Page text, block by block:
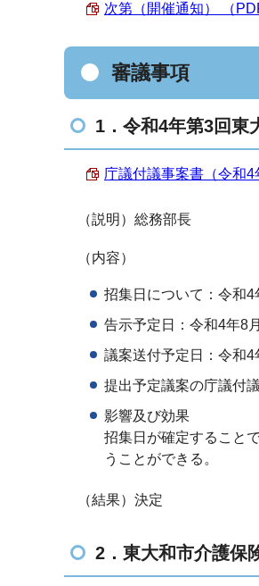
次第（開催通知） （
審議事項
1．令和4年第3回東
庁議付議事案書（令和
（説明）総務部長
（内容）
招集日について：令和4
告示予定日：令和4年8
議案送付予定日：令和4
提出予定議案の庁議付
影響及び効果
招集日が確定すること
うことができる。
（結果）決定
2．東大和市介護保